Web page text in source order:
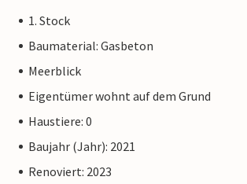
1. Stock
Baumaterial: Gasbeton
Meerblick
Eigentümer wohnt auf dem Grund
Haustiere: 0
Baujahr (Jahr): 2021
Renoviert: 2023